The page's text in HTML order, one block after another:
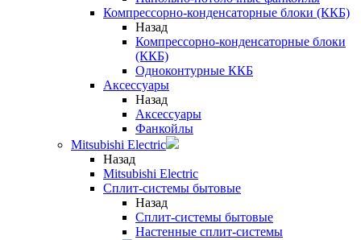
Компрессорно-конденсаторные блоки (ККБ)
Назад
Компрессорно-конденсаторные блоки
(ККБ)
Одноконтурные ККБ
Аксессуары
Назад
Аксессуары
Фанкойлы
Mitsubishi Electric
Назад
Mitsubishi Electric
Сплит-системы бытовые
Назад
Сплит-системы бытовые
Настенные сплит-системы